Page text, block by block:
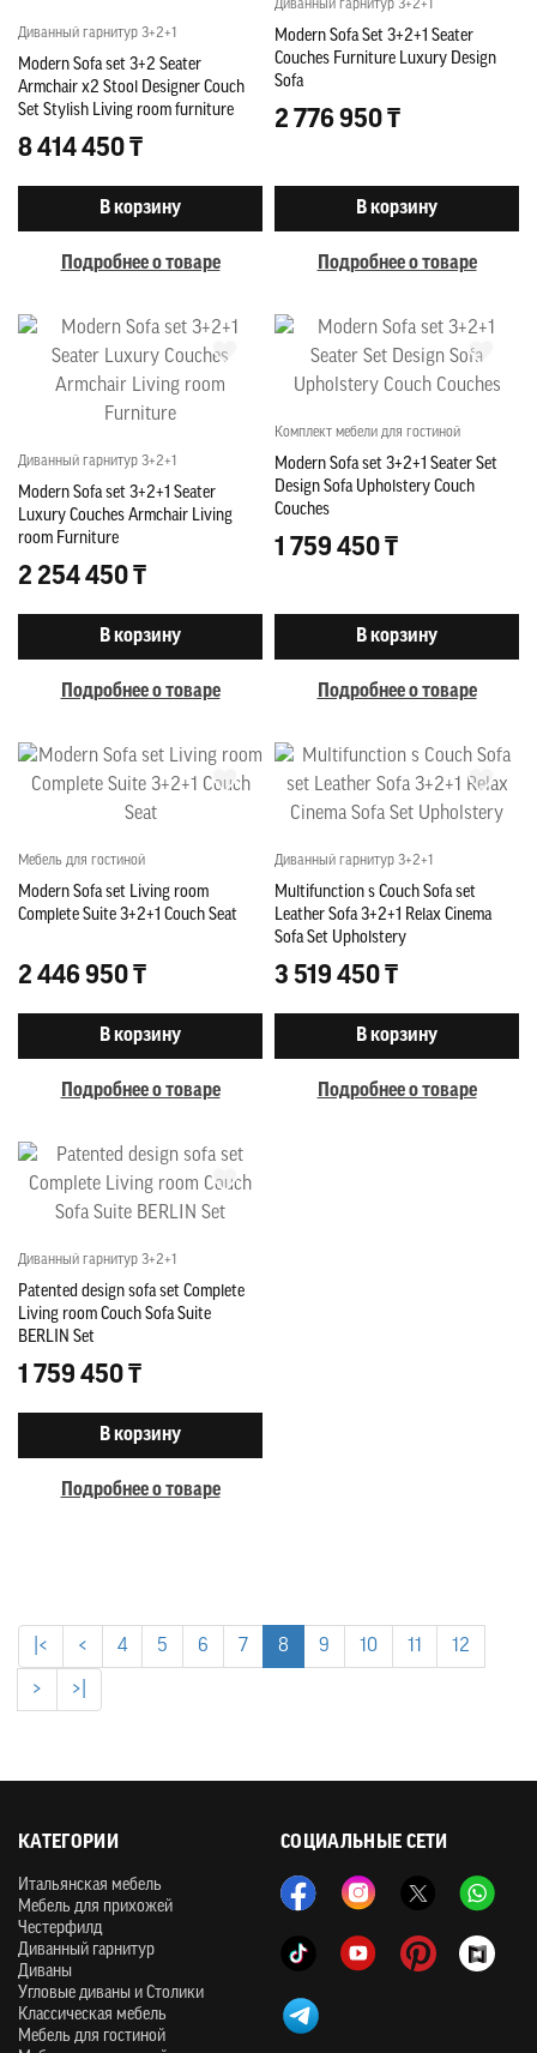
Диванный гарнитур 3+2+1
Modern Sofa set 3+2 Seater
Armchair x2 Stool Designer Couch
Set Stylish Living room furniture
8 414 450 ₸
В корзину
Подробнее о товаре
Диванный гарнитур 3+2+1
Modern Sofa Set 3+2+1 Seater
Couches Furniture Luxury Design
Sofa
2 776 950 ₸
В корзину
Подробнее о товаре
Диванный гарнитур 3+2+1
Modern Sofa set 3+2+1 Seater
Luxury Couches Armchair Living
room Furniture
2 254 450 ₸
В корзину
Подробнее о товаре
Комплект мебели для гостиной
Modern Sofa set 3+2+1 Seater Set
Design Sofa Upholstery Couch
Couches
1 759 450 ₸
В корзину
Подробнее о товаре
Мебель для гостиной
Modern Sofa set Living room
Complete Suite 3+2+1 Couch Seat
2 446 950 ₸
В корзину
Подробнее о товаре
Диванный гарнитур 3+2+1
Multifunction s Couch Sofa set
Leather Sofa 3+2+1 Relax Cinema
Sofa Set Upholstery
3 519 450 ₸
В корзину
Подробнее о товаре
Диванный гарнитур 3+2+1
Patented design sofa set Complete
Living room Couch Sofa Suite
BERLIN Set
1 759 450 ₸
В корзину
Подробнее о товаре
|< < 4 5 6 7 8 9 10 11 12
> >|
СОЦИАЛЬНЫЕ СЕТИ
КАТЕГОРИИ
Итальянская мебель
Мебель для прихожей
Честерфилд
Диванный гарнитур
Диваны
Угловые диваны и Столики
Классическая мебель
Мебель для гостиной